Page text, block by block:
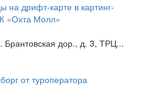
на дрифт-карте в картинг-
«Охта Молл»
Брантовская дор., д. 3, ТРЦ...